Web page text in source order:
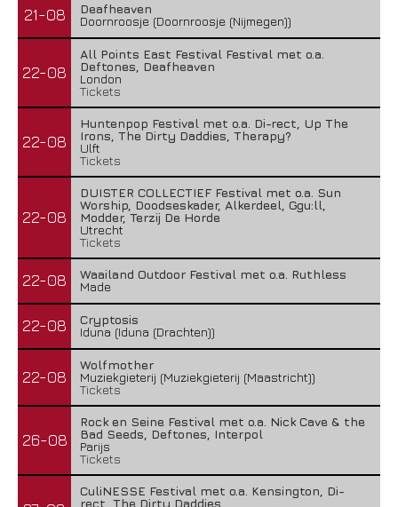
21-08
Deafheaven
Doornroosje (Doornroosje (Nijmegen))
22-08
All Points East Festival Festival met o.a.
Deftones, Deafheaven
London
Tickets
22-08
Huntenpop Festival met o.a. Di-rect, Up The
Irons, The Dirty Daddies, Therapy?
Ulft
Tickets
22-08
DUISTER COLLECTIEF Festival met o.a. Sun
Worship, Doodseskader, Alkerdeel, Ggu:ll,
Modder, Terzij De Horde
Utrecht
Tickets
22-08
Waailand Outdoor Festival met o.a. Ruthless
Made
22-08
Cryptosis
Iduna (Iduna (Drachten))
22-08
Wolfmother
Muziekgieterij (Muziekgieterij (Maastricht))
Tickets
26-08
Rock en Seine Festival met o.a. Nick Cave & the
Bad Seeds, Deftones, Interpol
Parijs
Tickets
CuliNESSE Festival met o.a. Kensington, Di-
rect, The Dirty Daddies